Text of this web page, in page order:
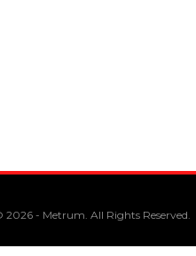
2026 - Metrum. All Rights Reserved.